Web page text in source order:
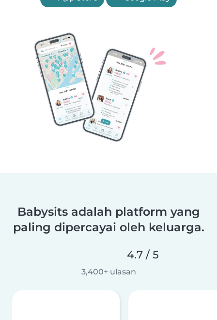
Babysits adalah platform yang
paling dipercayai oleh keluarga.
4.7 / 5
3,400+ ulasan